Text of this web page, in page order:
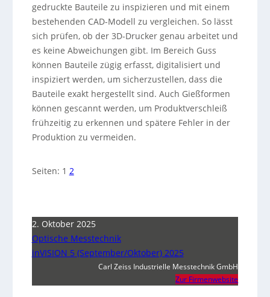
gedruckte Bauteile zu inspizieren und mit einem
bestehenden CAD-Modell zu vergleichen. So lässt
sich prüfen, ob der 3D-Drucker genau arbeitet und
es keine Abweichungen gibt. Im Bereich Guss
können Bauteile zügig erfasst, digitalisiert und
inspiziert werden, um sicherzustellen, dass die
Bauteile exakt hergestellt sind. Auch Gießformen
können gescannt werden, um Produktverschleiß
frühzeitig zu erkennen und spätere Fehler in der
Produktion zu vermeiden.
Seiten: 1 2
2. Oktober 2025
Optische Messtechnik
inVISION 5 (September/Oktober) 2025
Carl Zeiss Industrielle Messtechnik GmbH
Zur Firmenwebsite